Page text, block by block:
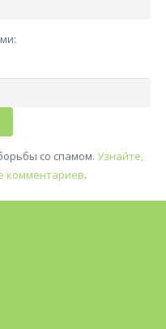
со спамом. Узнайте,
комментариев.